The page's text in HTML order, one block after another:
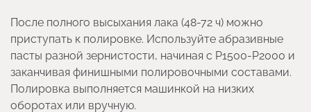
После полного высыхания лака (48-72 ч) можно
приступать к полировке. Используйте абразивные
пасты разной зернистости, начиная с P1500-P2000 и
заканчивая финишными полировочными составами.
Полировка выполняется машинкой на низких
оборотах или вручную.